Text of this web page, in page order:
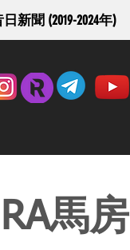
新聞 (2019-2024年)
馬房